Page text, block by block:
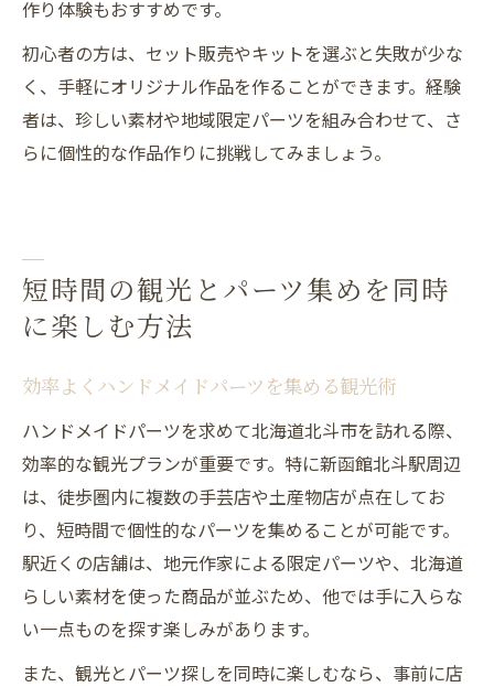
作り体験もおすすめです。
初心者の方は、セット販売やキットを選ぶと失敗が少な
く、手軽にオリジナル作品を作ることができます。経験
者は、珍しい素材や地域限定パーツを組み合わせて、さ
らに個性的な作品作りに挑戦してみましょう。
短時間の観光とパーツ集めを同時
に楽しむ方法
効率よくハンドメイドパーツを集める観光術
ハンドメイドパーツを求めて北海道北斗市を訪れる際、
効率的な観光プランが重要です。特に新函館北斗駅周辺
は、徒歩圏内に複数の手芸店や土産物店が点在してお
り、短時間で個性的なパーツを集めることが可能です。
駅近くの店舗は、地元作家による限定パーツや、北海道
らしい素材を使った商品が並ぶため、他では手に入らな
い一点ものを探す楽しみがあります。
また、観光とパーツ探しを同時に楽しむなら、事前に店